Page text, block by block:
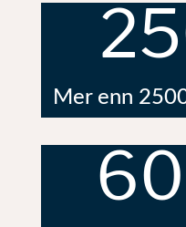
Mer enn